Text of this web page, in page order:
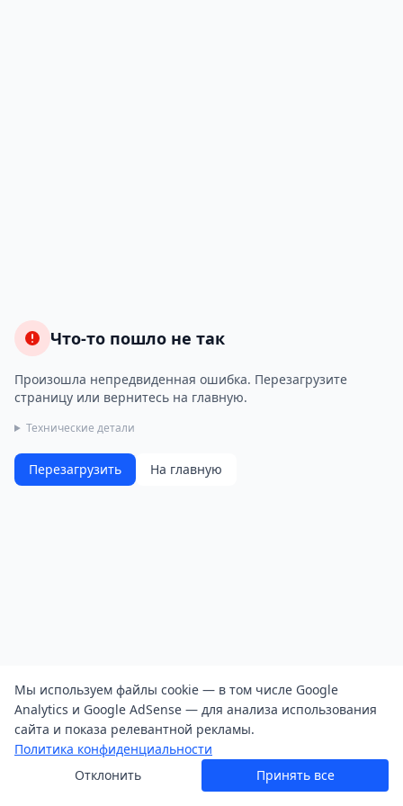
Что-то пошло не так
Произошла непредвиденная ошибка. Перезагрузите
страницу или вернитесь на главную.
Технические детали
Перезагрузить На главную
Мы используем файлы cookie — в том числе Google
Analytics и Google AdSense — для анализа использования
сайта и показа релевантной рекламы.
Политика конфиденциальности
Отклонить
Принять все